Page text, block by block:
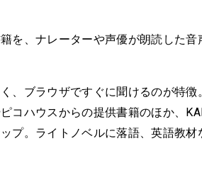
を、ナレーターや声優が朗読した音
、ブラウザですぐに聞けるのが特徴
コハウスからの提供書籍のほか、
プ。ライトノベルに落語、英語教材